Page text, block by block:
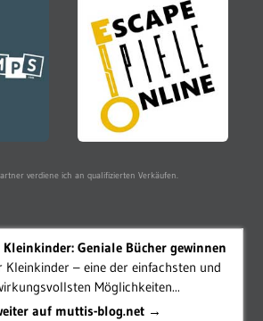
verdiene ich an qualifizierten Verkäufen.
Geniale Bücher gewinnen
Kleinkinder – eine der einfachsten und
Möglichkeiten...
auf muttis-blog.net →